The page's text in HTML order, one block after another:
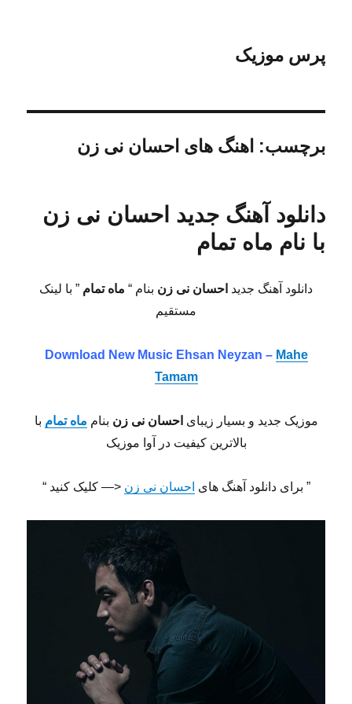
پرس موزیک
برچسب: اهنگ های احسان نی زن
دانلود آهنگ جدید احسان نی زن
با نام ماه تمام
دانلود آهنگ جدید احسان نی زن بنام “ ماه تمام ” با لینک
مستقیم
Download New Music Ehsan Neyzan – Mahe
Tamam
موزیک جدید و بسیار زیبای احسان نی زن بنام ماه تمام با
بالاترین کیفیت در آوا موزیک
” برای دانلود آهنگ های احسان نی زن <— کلیک کنید “